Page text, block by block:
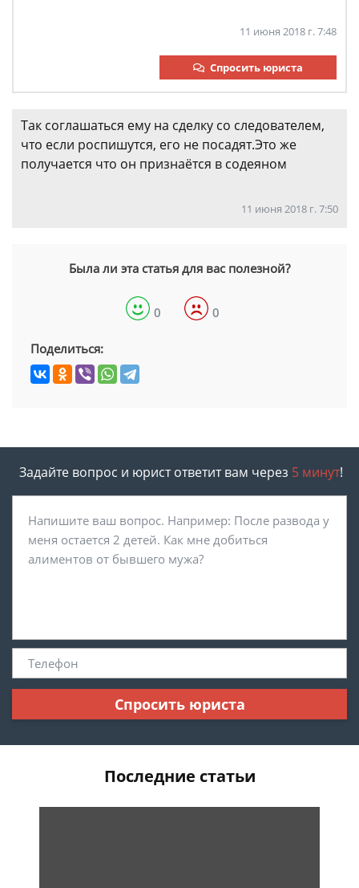
11 июня 2018 г. 7:48
Спросить юриста
Так соглашаться ему на сделку со следователем,
что если роспишутся, его не посадят.Это же
получается что он признаётся в содеяном
11 июня 2018 г. 7:50
Была ли эта статья для вас полезной?
0 0
Поделиться:
Задайте вопрос и юрист ответит вам через 5 минут!
Спросить юриста
Последние статьи